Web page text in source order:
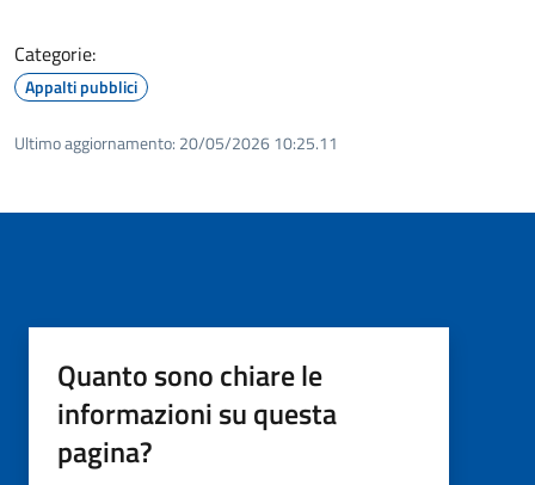
Categorie:
Appalti pubblici
Ultimo aggiornamento: 20/05/2026 10:25.11
Quanto sono chiare le
informazioni su questa
pagina?